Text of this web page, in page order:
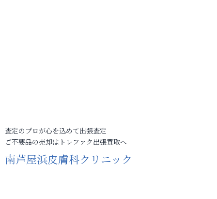
査定のプロが心を込めて出張査定
ご不要品の売却はトレファク出張買取へ
南芦屋浜皮膚科クリニック